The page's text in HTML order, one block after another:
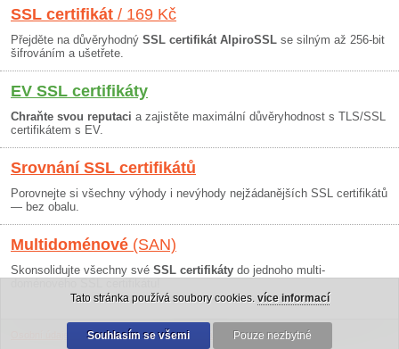
SSL certifikát / 169 Kč
Přejděte na důvěryhodný SSL certifikát AlpiroSSL se silným až 256-bit
šifrováním a ušetřete.
EV SSL certifikáty
Chraňte svou reputaci a zajistěte maximální důvěryhodnost s TLS/SSL
certifikátem s EV.
Srovnání SSL certifikátů
Porovnejte si všechny výhody i nevýhody nejžádanějších SSL certifikátů
— bez obalu.
Multidoménové (SAN)
Skonsolidujte všechny své SSL certifikáty do jednoho multi-
Obchodní podmínky|30 dní záruka
Tato stránka používá soubory cookies. více informací
Souhlasím se všemi Pouze nezbytné